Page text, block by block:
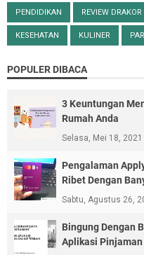
PENDIDIKAN REVIEW DRAKOR
KESEHATAN KULINER
POPULER DIBACA
3 Keuntungan
Rumah Anda
Selasa, Mei 18, 2021
Pengalaman
Ribet Dengan
Sabtu, Agustus 26,
Bingung Dengan
Aplikasi